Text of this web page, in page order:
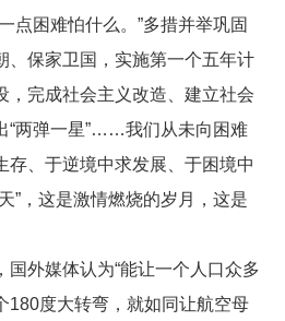
点困难怕什么。”多措并举巩固
、保家卫国，实施第一个五年计
，完成社会主义改造、建立社会
“两弹一星”……我们从未向困难
存、于逆境中求发展、于困境中
”，这是激情燃烧的岁月，这是
外媒体认为“能让一个人口众多
180度大转弯，就如同让航空母